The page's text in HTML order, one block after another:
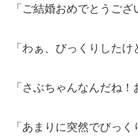
「ご結婚おめでとうござ
「わぁ、びっくりしたけ
「さぶちゃんなんだね！
「あまりに突然でびっく